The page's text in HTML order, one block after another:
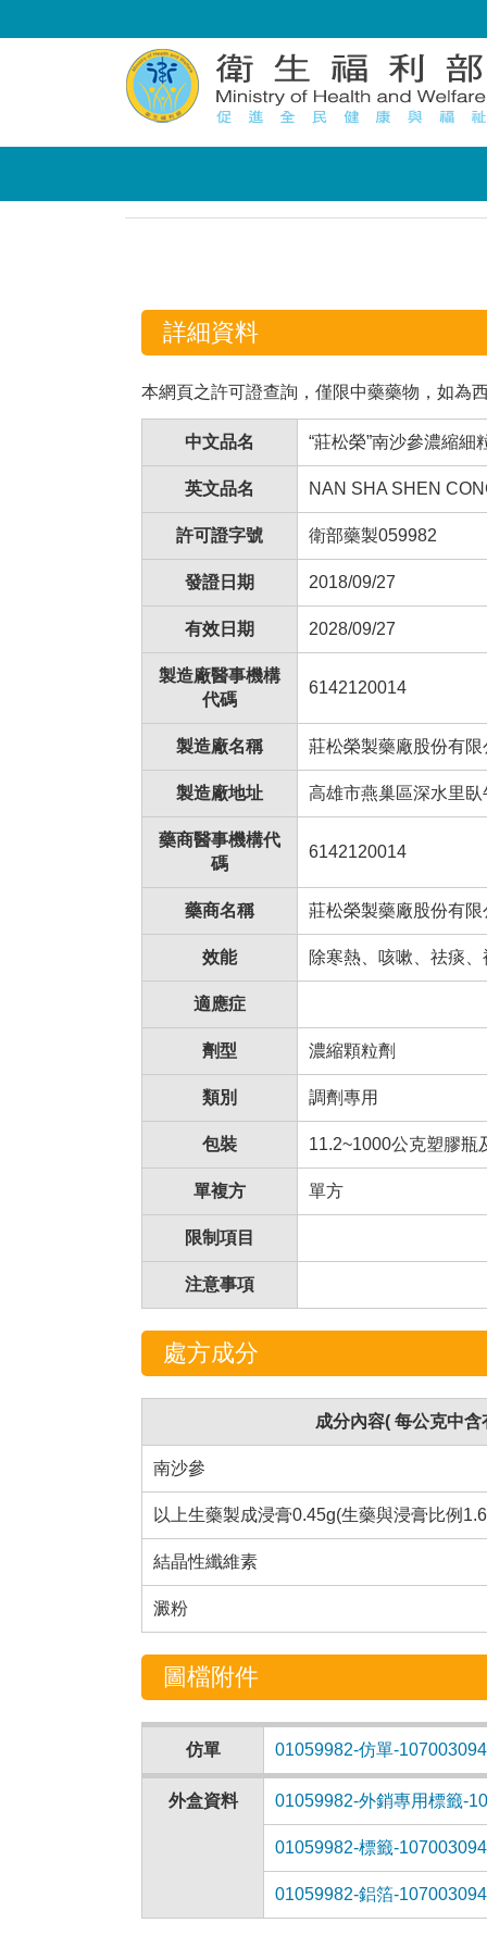
詳細資料
本網頁之許可證查詢，僅限中藥藥物，如為
中文品名 “莊松榮”南沙參濃縮細
英文品名 NAN SHA SHEN
許可證字號 衛部藥製059982
發證日期 2018/09/27
有效日期 2028/09/27
製造廠醫事機構
代碼
6142120014
製造廠名稱 莊松榮製藥廠股份有限
製造廠地址 高雄市燕巢區深水里
藥商醫事機構代
碼
6142120014
藥商名稱 莊松榮製藥廠股份有限
效能 除寒熱、咳嗽、祛痰
適應症
劑型 濃縮顆粒劑
類別 調劑專用
包裝 11.2~1000公克塑膠瓶
單複方 單方
限制項目
注意事項
處方成分
成分內容( 每公克中含
南沙參
以上生藥製成浸膏0.45g(生藥與浸膏比例
結晶性纖維素
澱粉
圖檔附件
仿單 01059982-仿單-
外盒資料 01059982-外銷專用標籤-
01059982-標籤-
01059982-鋁箔-